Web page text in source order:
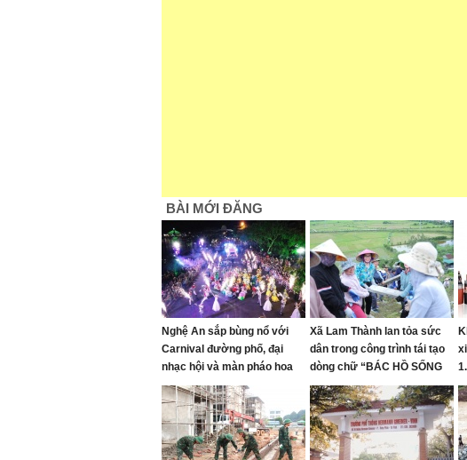
BÀI MỚI ĐĂNG
Nghệ An sắp bùng nổ với
Carnival đường phố, đại
nhạc hội và màn pháo hoa
mãn nhãn
Xã Lam Thành lan tỏa sức
dân trong công trình tái tạo
dòng chữ “BÁC HỒ SỐNG
MÃI” trên Núi Nhón